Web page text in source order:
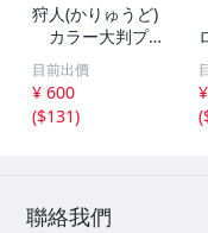
狩人(かりゅうど)
カラー大判プロ
マイド(18×13cm)
1枚●bn.48
目前出價
¥ 600
($131)
(
聯絡我們